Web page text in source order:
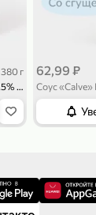
380 г
Молоко цельное сгущенное 8.5% с сахаром, 380 г
62,99 ₽